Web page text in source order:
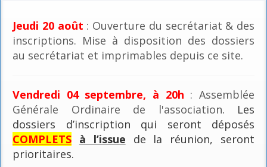
Jeudi 20 août : Ouverture du secrétariat & des
inscriptions. Mise à disposition des dossiers
au secrétariat et imprimables depuis ce site.
Vendredi 04 septembre, à 20h : Assemblée
Générale Ordinaire de l'association. Les
dossiers d’inscription qui seront déposés
COMPLETS à l’issue de la réunion, seront
prioritaires.